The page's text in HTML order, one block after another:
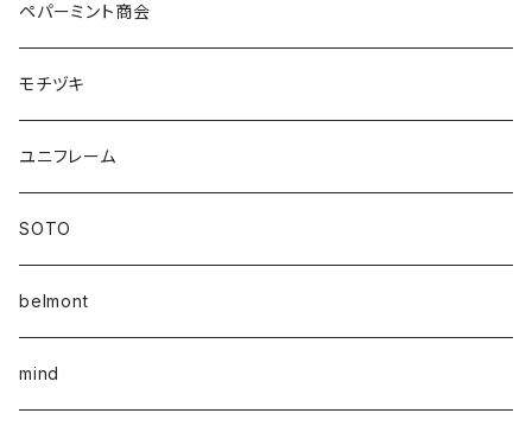
ペパーミント商会
モチヅキ
ユニフレーム
SOTO
belmont
mind